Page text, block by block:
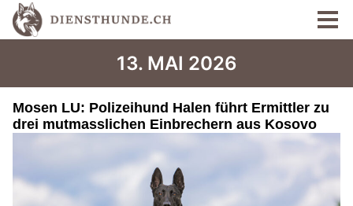
13. MAI 2026
Mosen LU: Polizeihund Halen führt Ermittler zu
drei mutmasslichen Einbrechern aus Kosovo